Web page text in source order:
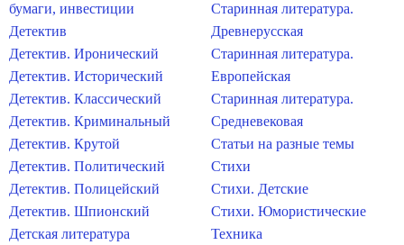
бумаги, инвестиции
Детектив
Детектив. Иронический
Детектив. Исторический
Детектив. Классический
Детектив. Криминальный
Детектив. Крутой
Детектив. Политический
Детектив. Полицейский
Детектив. Шпионский
Детская литература
Старинная литература.
Древнерусская
Старинная литература.
Европейская
Старинная литература.
Средневековая
Статьи на разные темы
Стихи
Стихи. Детские
Стихи. Юмористические
Техника